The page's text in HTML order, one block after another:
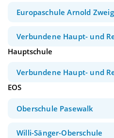
Europaschule Arnold
Verbundene Haupt- und
Hauptschule
Verbundene Haupt- und
EOS
Oberschule Pasewalk
Willi-Sänger-Oberschule